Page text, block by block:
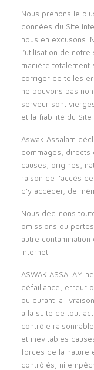
Nous prenons le
données du Site
nous en excusons.
l’utilisation de
manière totalement
corriger de telles
ne pouvons pas
serveur sont
et la fiabilité du Site
Aswak Assalam
dommages, directs
causes, origines,
raison de l’accès
d’y accéder, de
Nous déclinons
omissions ou
autre
Internet.
ASWAK ASSALAM
défaillance, erreur
ou durant la
à la suite de tout
contrôle
et inévitables
forces de la nature
contrôlés, ni